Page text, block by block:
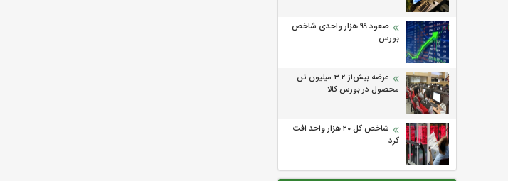
صعود ۹۹ هزار واحدی شاخص
بورس
عرضه بیش‌از ۳.۲ میلیون تن
محصول در بورس کالا
شاخص کل ۲۰ هزار واحد افت
کرد